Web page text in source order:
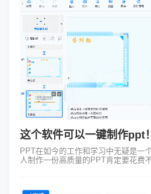
这个软件可以一键制作ppt
PPT在如今的工作和学习中无疑是一
人制作一份高质量的PPT肯定要花费